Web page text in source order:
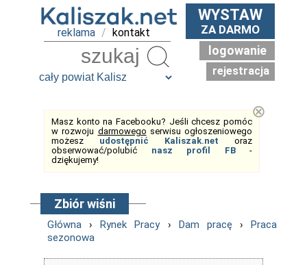
reklama / kontakt
WYSTAW
ZA DARMO
logowanie
rejestracja
Masz konto na Facebooku? Jeśli chcesz pomóc
w rozwoju darmowego serwisu ogłoszeniowego
możesz udostępnić Kaliszak.net oraz
obserwować/polubić nasz profil FB-
dziękujemy!
⊗
Zbiór wiśni
Główna ›Rynek Pracy› Dam pracę › Praca
sezonowa